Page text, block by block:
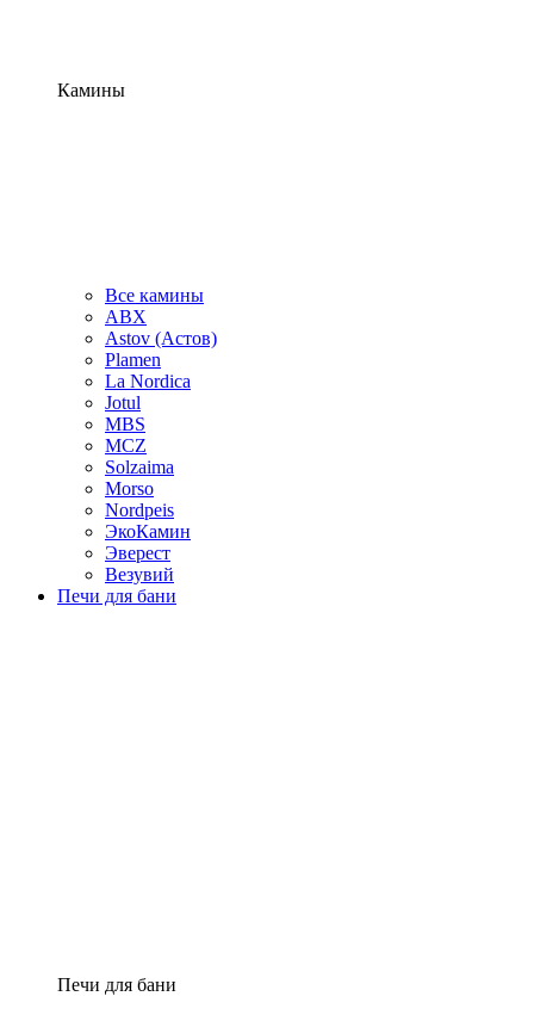
Камины
Все камины
ABX
Astov (Астов)
Plamen
La Nordica
Jotul
MBS
MCZ
Solzaima
Morso
Nordpeis
ЭкоКамин
Эверест
Везувий
Печи для бани
Печи для бани